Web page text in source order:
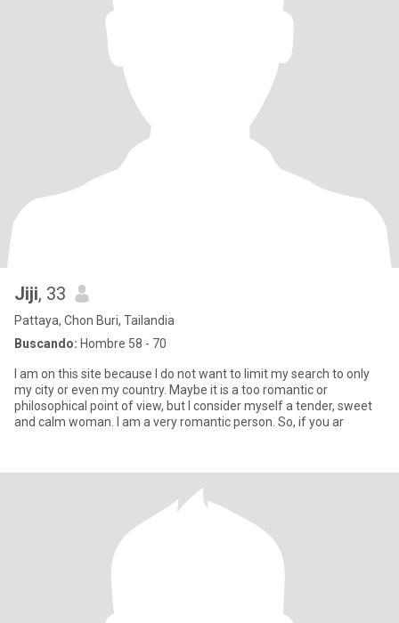
Jiji, 33
Pattaya, Chon Buri, Tailandia
Buscando: Hombre 58 - 70
I am on this site because I do not want to limit my search to only
my city or even my country. Maybe it is a too romantic or
philosophical point of view, but I consider myself a tender, sweet
and calm woman. I am a very romantic person. So, if you ar